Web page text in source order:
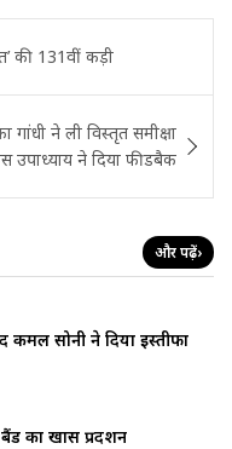
की 131वीं कड़ी
ने ली विस्तृत समीक्षा
उपाध्याय ने दिया फीडबैक
और पढ़ें›
कमल सोनी ने दिया इस्तीफा
का खास प्रदर्शन